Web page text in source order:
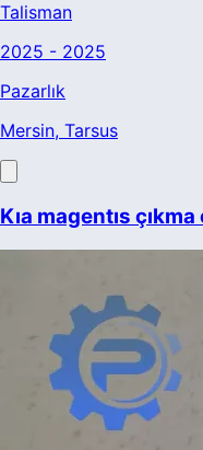
Talisman
2025 - 2025
Pazarlık
Mersin, Tarsus
Kıa magentıs